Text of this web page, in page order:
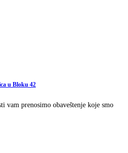
u Bloku 42
vam prenosimo obaveštenje koje smo